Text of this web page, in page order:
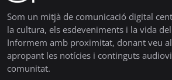
Som un mitjà de comunicació digital
la cultura, els esdeveniments i la vida
Informem amb proximitat, donant veu
apropant les notícies i continguts
comunitat.